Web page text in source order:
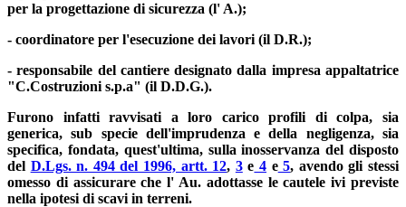
per la progettazione di sicurezza (l' A.);
- coordinatore per l'esecuzione dei lavori (il D.R.);
- responsabile del cantiere designato dalla impresa appaltatrice
"C.Costruzioni s.p.a" (il D.D.G.).
Furono infatti ravvisati a loro carico profili di colpa, sia
generica, sub specie dell'imprudenza e della negligenza, sia
specifica, fondata, quest'ultima, sulla inosservanza del disposto
del D.Lgs. n. 494 del 1996, artt. 12, 3e 4 e5, avendo gli stessi
omesso di assicurare che l' Au. adottasse le cautele ivi previste
nella ipotesi di scavi in terreni.